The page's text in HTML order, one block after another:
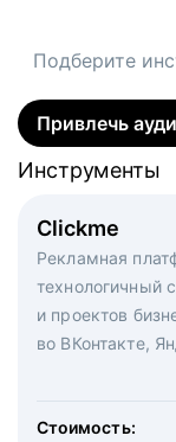
Подберите
Привлечь
Clickme
Рекламная
технологичный
и проектов
во ВКонтакте,
Стоимость:
Инструменты
Вакансия дня
Рекламный
hh.ru.
Инструменты
Массовый
кандидатов и
маркетологи,
hh.ru с целым
Инструменты